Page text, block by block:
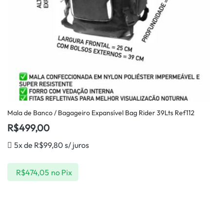
Mala de Banco / Bagageiro Expansível Bag Rider 39Lts Ref112
R$499,00
5x de R$99,80 s/ juros
R$474,05 no Pix